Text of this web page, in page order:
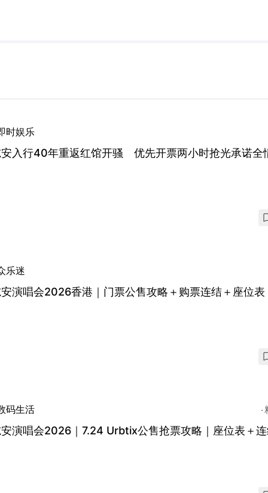
时娱乐
入行40年重返红馆开骚 优先开票两小时抢光承诺全
乐迷
演唱会2026香港｜门票公售攻略＋购票连结＋座位表
码生活
演唱会2026｜7.24 Urbtix公售抢票攻略｜座位表＋